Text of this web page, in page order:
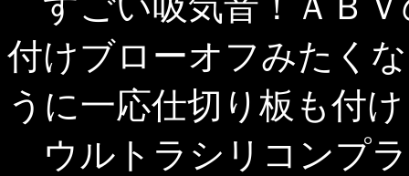
付けブローオフみたく
うに一応仕切り板も付
ウルトラシリコンプ